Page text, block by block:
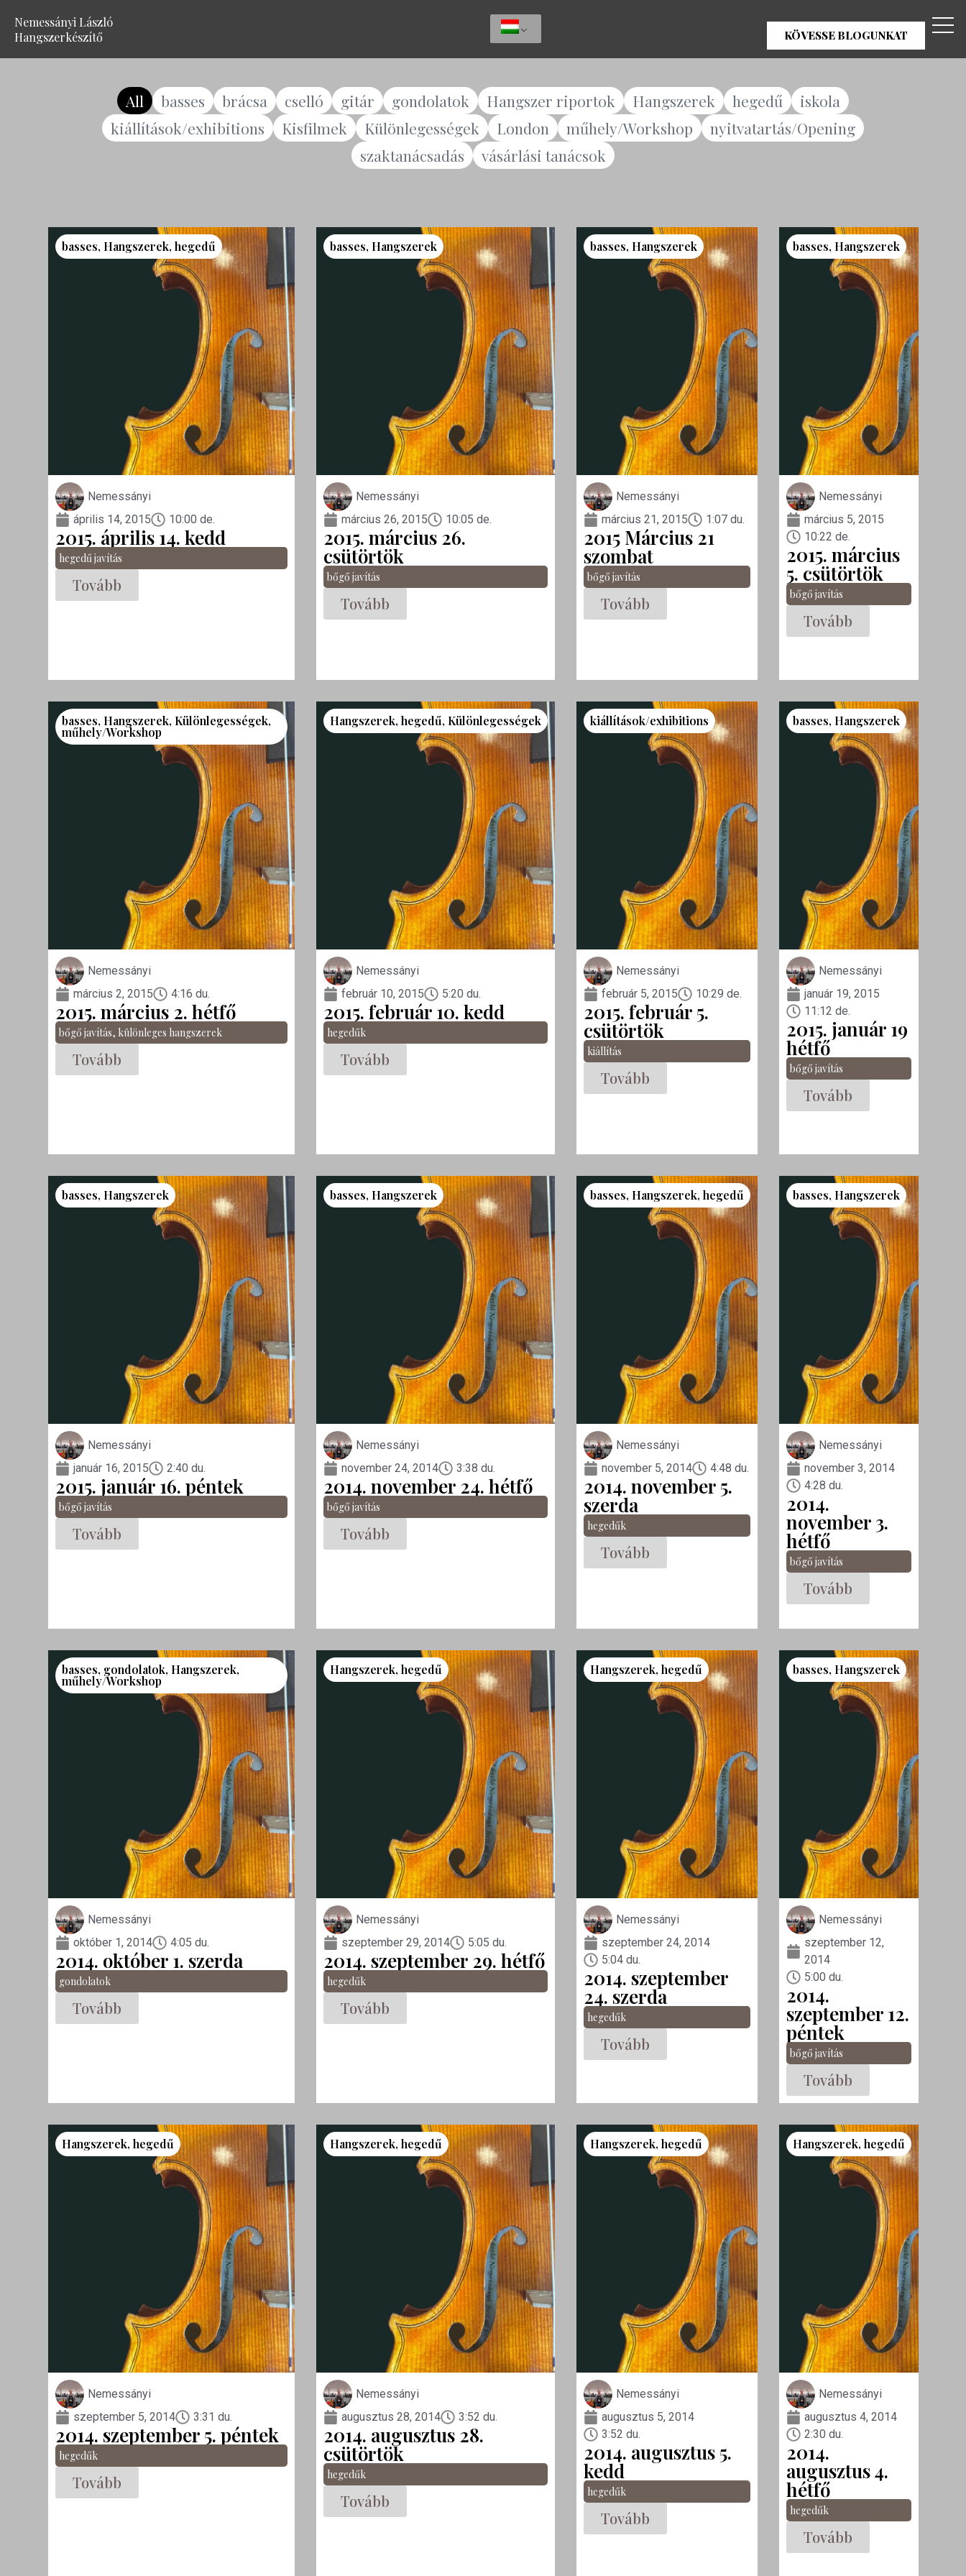
Nemessányi László
Hangszerkészítő
KÖVESSE BLOGUNKAT
basses brácsa cselló gitár gondolatok Hangszer riportok Hangszerek hegedű
iskola
kiállítások/exhibitions
Kisfilmek Különlegességek London műhely/Workshop
nyitvatartás/Opening
szaktanácsadás
vásárlási tanácsok
All
basses, Hangszerek,hegedű
Nemessányi
április 14, 2015
10:00 de.
2015. április 14. kedd
hegedű javítás
Tovább
basses, Hangszerek
Nemessányi
március 26, 2015
10:05 de.
2015. március 26.
csütörtök
bőgő javítás
Tovább
basses, Hangszerek
Nemessányi
március 21, 2015
1:07 du.
2015 Március 21
szombat
bőgő javítás
Tovább
basses, Hangszerek
Nemessányi
március 5, 2015
10:22 de.
2015. március
5. csütörtök
bőgő javítás
Tovább
basses, Hangszerek, Különlegességek,
műhely/Workshop
Nemessányi
március 2, 2015
4:16 du.
2015. március 2. hétfő
bőgő javítás, különleges hangszerek
Tovább
Hangszerek, hegedű, Különlegességek
Nemessányi
február 10, 2015
5:20 du.
2015. február 10. kedd
hegedűk
Tovább
kiállítások/exhibitions
Nemessányi
február 5, 2015
10:29 de.
2015. február 5.
csütörtök
kiállítás
Tovább
basses, Hangszerek
Nemessányi
január 19, 2015
11:12 de.
2015. január 19
hétfő
bőgő javítás
Tovább
basses, Hangszerek
Nemessányi
január 16, 2015
2:40 du.
2015. január 16. péntek
bőgő javítás
Tovább
basses, Hangszerek
Nemessányi
november 24, 2014
3:38 du.
2014. november 24. hétfő
bőgő javítás
Tovább
basses, Hangszerek, hegedű
Nemessányi
november 5, 2014
4:48 du.
2014. november 5.
szerda
hegedűk
Tovább
basses, Hangszerek
Nemessányi
november 3, 2014
4:28 du.
2014.
november 3.
hétfő
bőgő javítás
Tovább
basses, gondolatok, Hangszerek,
műhely/Workshop
Nemessányi
október 1, 2014
4:05 du.
2014. október 1. szerda
gondolatok
Tovább
Hangszerek, hegedű
Nemessányi
szeptember 29, 2014
5:05 du.
2014. szeptember 29. hétfő
hegedűk
Tovább
Hangszerek, hegedű
Nemessányi
szeptember 24, 2014
5:04 du.
2014. szeptember
24. szerda
hegedűk
Tovább
basses, Hangszerek
Nemessányi
szeptember 12,
2014
5:00 du.
2014.
szeptember 12.
péntek
bőgő javítás
Tovább
Hangszerek,hegedű
Nemessányi
szeptember 5, 2014
3:31 du.
2014. szeptember 5. péntek
hegedűk
Tovább
Hangszerek, hegedű
Nemessányi
augusztus 28, 2014
3:52 du.
2014. augusztus 28.
csütörtök
hegedűk
Tovább
Hangszerek, hegedű
Nemessányi
augusztus 5, 2014
3:52 du.
2014. augusztus 5.
kedd
hegedűk
Tovább
Hangszerek, hegedű
Nemessányi
augusztus 4, 2014
2:30 du.
2014.
augusztus 4.
hétfő
hegedűk
Tovább